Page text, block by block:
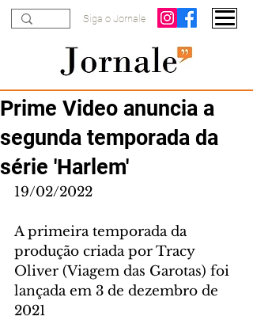
Siga o Jornale
Prime Video anuncia a
segunda temporada da
série 'Harlem'
19/02/2022
A primeira temporada da
produção criada por Tracy
Oliver (Viagem das Garotas) foi
lançada em 3 de dezembro de
2021